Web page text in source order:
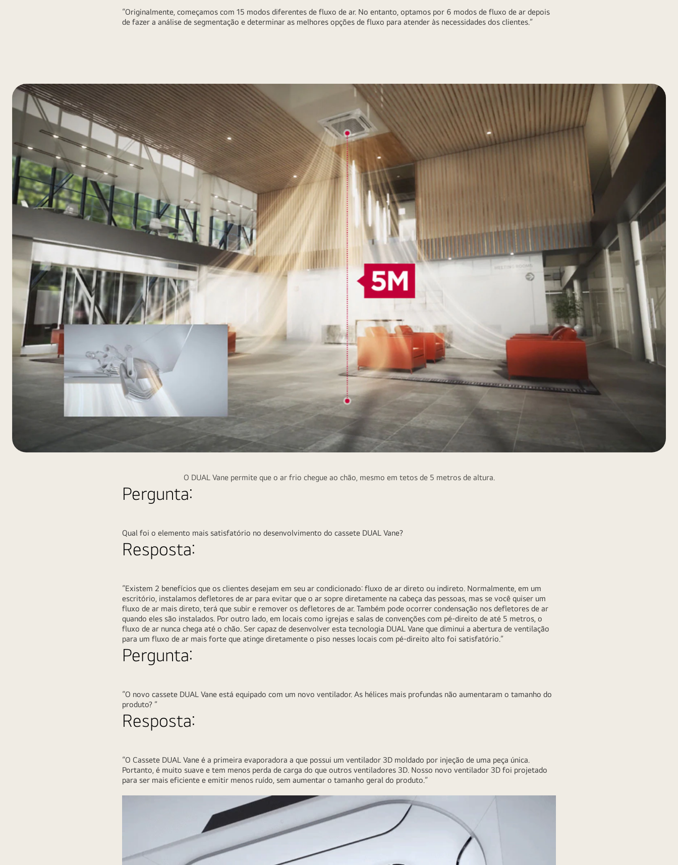
“Originalmente, começamos com 15 modos diferentes de fluxo de ar. No entanto, optamos por 6 modos de fluxo de ar depois
de fazer a análise de segmentação e determinar as melhores opções de fluxo para atender às necessidades dos clientes.”
O DUAL Vane permite que o ar frio chegue ao chão, mesmo em tetos de 5 metros de altura.
Pergunta:
Qual foi o elemento mais satisfatório no desenvolvimento do cassete DUAL Vane?
Resposta:
“Existem 2 benefícios que os clientes desejam em seu ar condicionado: fluxo de ar direto ou indireto. Normalmente, em um
escritório, instalamos defletores de ar para evitar que o ar sopre diretamente na cabeça das pessoas, mas se você quiser um
fluxo de ar mais direto, terá que subir e remover os defletores de ar. Também pode ocorrer condensação nos defletores de ar
quando eles são instalados. Por outro lado, em locais como igrejas e salas de convenções com pé-direito de até 5 metros, o
fluxo de ar nunca chega até o chão. Ser capaz de desenvolver esta tecnologia DUAL Vane que diminui a abertura de ventilação
para um fluxo de ar mais forte que atinge diretamente o piso nesses locais com pé-direito alto foi satisfatório.”
Pergunta:
“O novo cassete DUAL Vane está equipado com um novo ventilador. As hélices mais profundas não aumentaram o tamanho do
produto? ”
Resposta:
“O Cassete DUAL Vane é a primeira evaporadora a que possui um ventilador 3D moldado por injeção de uma peça única.
Portanto, é muito suave e tem menos perda de carga do que outros ventiladores 3D. Nosso novo ventilador 3D foi projetado
para ser mais eficiente e emitir menos ruído, sem aumentar o tamanho geral do produto.”